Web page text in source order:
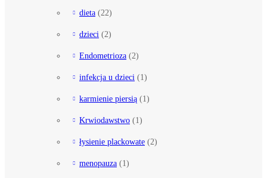
dieta (22)
dzieci (2)
Endometrioza (2)
infekcja u dzieci (1)
karmienie piersią (1)
Krwiodawstwo (1)
łysienie plackowate (2)
menopauza (1)